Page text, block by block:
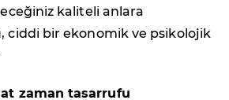
kaliteli anlara
ciddi bir ekonomik ve psikolojik
zaman tasarrufu